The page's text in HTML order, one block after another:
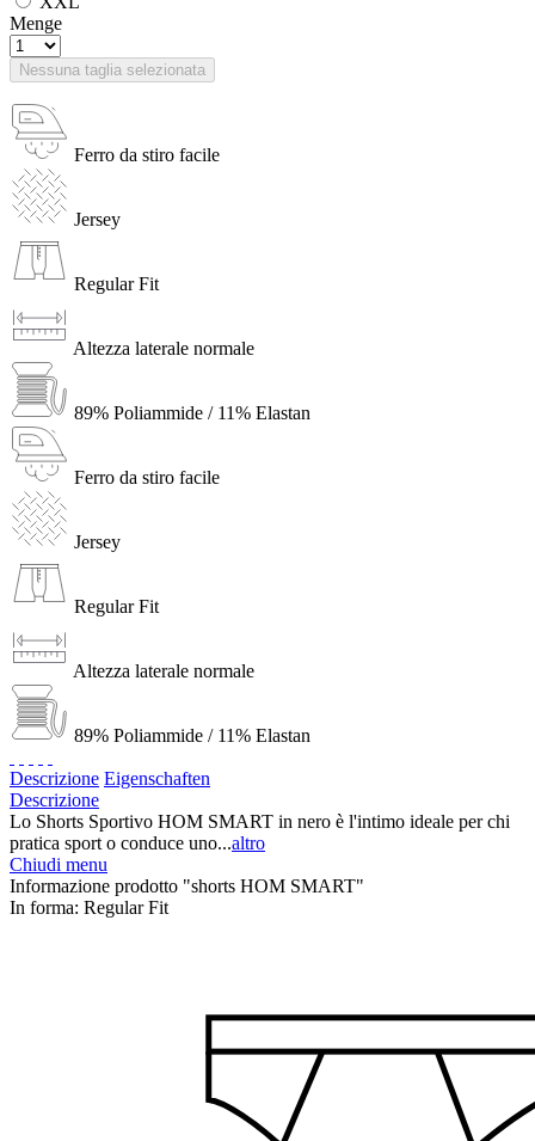
Menge
Nessuna taglia selezionata
Ferro da stiro facile
Jersey
Regular Fit
Altezza laterale normale
89% Poliammide / 11% Elastan
Ferro da stiro facile
Jersey
Regular Fit
Altezza laterale normale
89% Poliammide / 11% Elastan
Descrizione Eigenschaften
Descrizione
Lo Shorts Sportivo HOM SMART in nero è l'intimo ideale per chi
pratica sport o conduce uno...altro
Chiudi menu
Informazione prodotto "shorts HOM SMART"
In forma: Regular Fit